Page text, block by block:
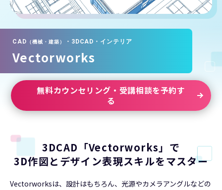
無料カウンセリング・受講相談を予約す
る
CAD （機械・建築） ・3DCAD・インテリア
Vectorworks
3DCAD「Vectorworks」で
3D作図とデザイン表現スキルをマスター
Vectorworksは、設計はもちろん、光源やカメラアングルなどの